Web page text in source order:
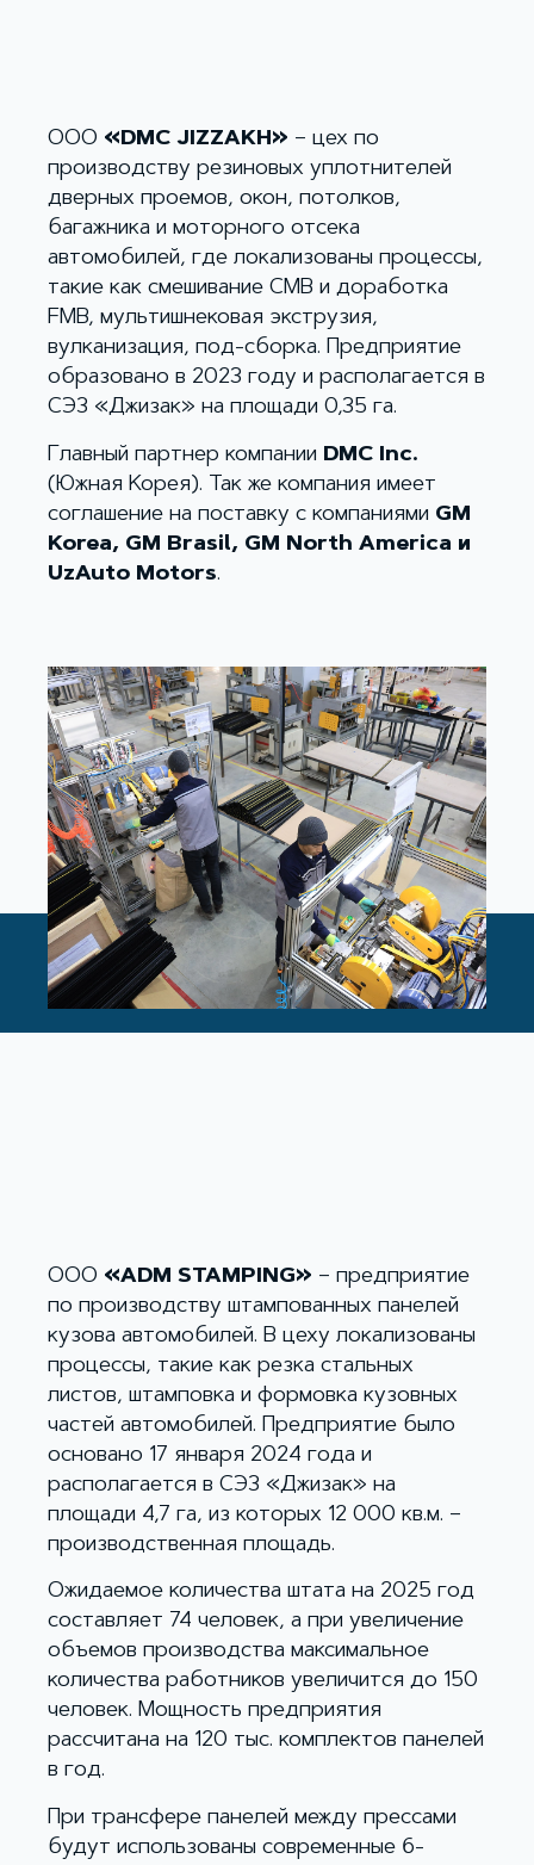
ООО «DMC JIZZAKH» – цех по
производству резиновых уплотнителей
дверных проемов, окон, потолков,
багажника и моторного отсека
автомобилей, где локализованы процессы,
такие как смешивание CMB и доработка
FMB, мультишнековая экструзия,
вулканизация, под-сборка. Предприятие
образовано в 2023 году и располагается в
СЭЗ «Джизак» на площади 0,35 га.
Главный партнер компании DMC Inc.
(Южная Корея). Так же компания имеет
соглашение на поставку с компаниями GM
Korea, GM Brasil, GM North America и
UzAuto Motors.
OOO «ADM STAMPING» – предприятие
по производству штампованных панелей
кузова автомобилей. В цеху локализованы
процессы, такие как резка стальных
листов, штамповка и формовка кузовных
частей автомобилей. Предприятие было
основано 17 января 2024 года и
располагается в СЭЗ «Джизак» на
площади 4,7 га, из которых 12 000 кв.м. –
производственная площадь.
Ожидаемое количества штата на 2025 год
составляет 74 человек, а при увеличение
объемов производства максимальное
количества работников увеличится до 150
человек. Мощность предприятия
рассчитана на 120 тыс. комплектов панелей
в год.
При трансфере панелей между прессами
будут использованы современные 6-